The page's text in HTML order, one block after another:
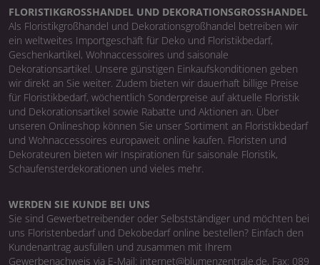
FLORISTIKGROSSHANDEL UND DEKORATIONSGROSSHANDEL
Als Floristikgroßhandel und Dekorationsgroßhandel betreiben wir
ein weltweites Importgeschäft für Deko und Floristikbedarf,
Geschenkartikel, Wohnaccessoires und saisonale
Dekorationsartikel. Unsere günstigen Einkaufskonditionen geben
wir direkt an Sie weiter. Zudem bieten wir dauerhaft billige Preise
für Floristikbedarf, wöchentlich Sonderpreise auf aktuelle Floristik
und Dekorationsartikel sowie Rabatte und Aktionen an. Über
unseren Onlineshop können Sie unser Sortiment an Floristikbedarf
und Wohnaccessoires europaweit online kaufen. Floristen und
Dekorateuren bieten wir Inspirationen für saisonale Floristik,
Schaufensterdekorationen und vieles mehr.
WERDEN SIE KUNDE BEI UNS
Sie sind Gewerbetreibender oder Selbstständiger und möchten bei
uns Floristenbedarf und Dekobedarf online bestellen? Einfach den
Kundenantrag ausfüllen und zusammen mit Ihrem
Gewerbenachweis via E-Mail: internet@blumenzentrale.de, Fax: 089